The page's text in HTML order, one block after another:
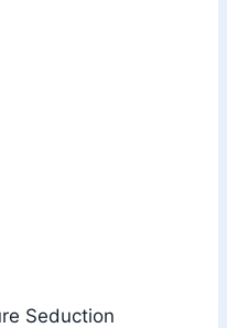
Seduction